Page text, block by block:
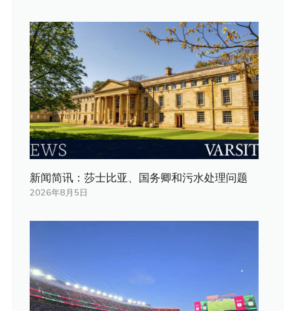
新闻简讯：莎士比亚、国务卿和污水处理问题
2026年8月5日